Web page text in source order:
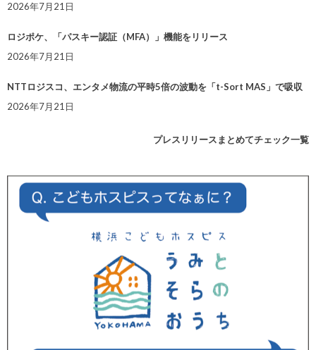
2026年7月21日
ロジポケ、「パスキー認証（MFA）」機能をリリース
2026年7月21日
NTTロジスコ、エンタメ物流の平時5倍の波動を「t-Sort MAS」で吸収
2026年7月21日
プレスリリースまとめてチェック一覧